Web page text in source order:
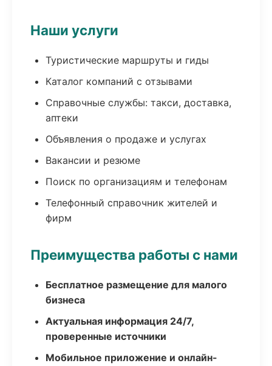
Наши услуги
Туристические маршруты и гиды
Каталог компаний с отзывами
Справочные службы: такси, доставка,
аптеки
Объявления о продаже и услугах
Вакансии и резюме
Поиск по организациям и телефонам
Телефонный справочник жителей и
фирм
Преимущества работы с нами
Бесплатное размещение для малого
бизнеса
Актуальная информация 24/7,
проверенные источники
Мобильное приложение и онлайн-